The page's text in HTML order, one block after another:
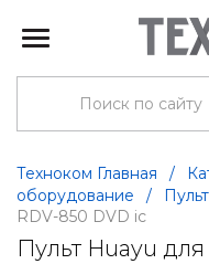
Техноком Главная /
оборудование
/
RDV-850 DVD ic
Пульт Huayu